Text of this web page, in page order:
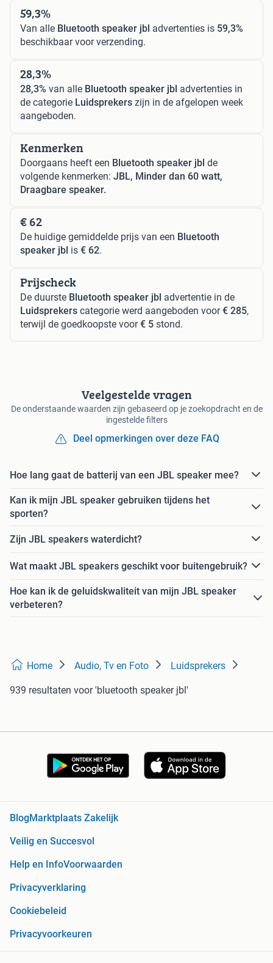
59,3%
Van alle Bluetooth speaker jbl advertenties is 59,3%
beschikbaar voor verzending.
28,3%
28,3% van alle Bluetooth speaker jbl advertenties in
de categorie Luidsprekers zijn in de afgelopen week
aangeboden.
Kenmerken
Doorgaans heeft een Bluetooth speaker jbl de
volgende kenmerken: JBL, Minder dan 60 watt,
Draagbare speaker.
€ 62
De huidige gemiddelde prijs van een Bluetooth
speaker jbl is € 62.
Prijscheck
De duurste Bluetooth speaker jbl advertentie in de
Luidsprekers categorie werd aangeboden voor€ 285,
terwijl de goedkoopste voor€ 5 stond.
Veelgestelde vragen
De onderstaande waarden zijn gebaseerd op je zoekopdracht en de
ingestelde filters
Deel opmerkingen over deze FAQ
Hoe lang gaat de batterij van een JBL speaker mee?
Kan ik mijn JBL speaker gebruiken tijdens het
sporten?
Zijn JBL speakers waterdicht?
Wat maakt JBL speakers geschikt voor buitengebruik?
Hoe kan ik de geluidskwaliteit van mijn JBL speaker
verbeteren?
Home Audio, Tv en Foto Luidsprekers
939 resultaten voor 'bluetooth speaker jbl'
Blog Marktplaats Zakelijk
Veilig en Succesvol
Help en InfoVoorwaarden
Privacyverklaring
Cookiebeleid
Privacyvoorkeuren